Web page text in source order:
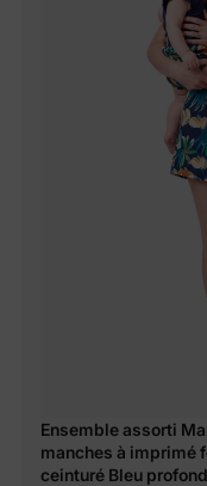
Ensemble assorti
manches à imprimé
ceinturé Bleu profond